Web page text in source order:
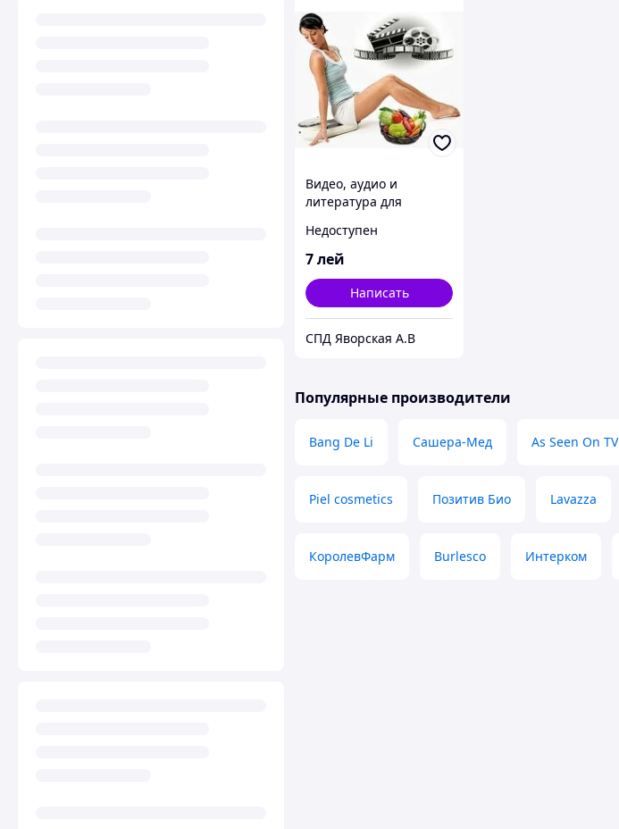
Видео, аудио и
литература для
Недоступен
7лей
Написать
СПД Яворская А.В
Популярные производители
Bang De Li Сашера-Мед As Seen On TV
Piel cosmetics Позитив Био Lavazza
КоролевФарм Burlesco Интерком